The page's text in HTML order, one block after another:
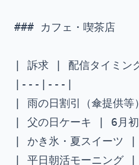
### カフェ・喫茶店
| 訴求 | 配信タイミン
|---|---|
| 雨の日割引（傘提供
| 父の日ケーキ | 6月
| かき氷・夏スイーツ
| 平日朝活モーニング